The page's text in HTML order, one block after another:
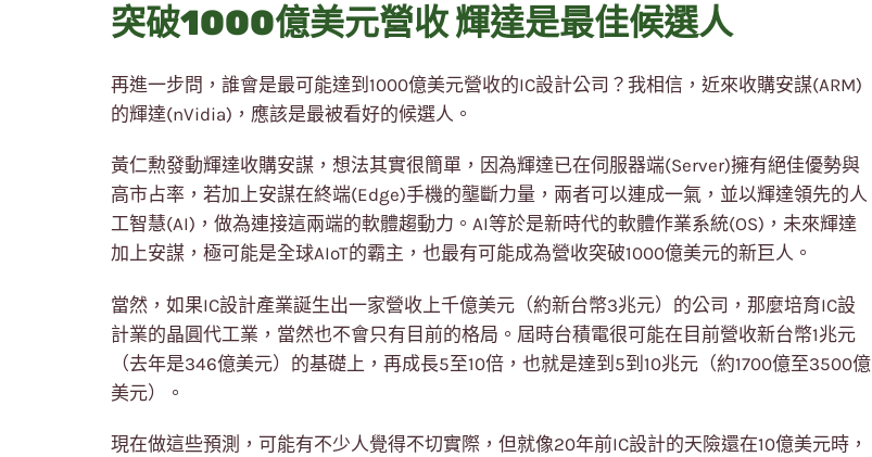
突破1000億美元營收 輝達是最佳候選人
再進一步問，誰會是最可能達到1000億美元營收的IC設計公司？我相信，近來收購安謀(ARM)
的輝達(nVidia)，應該是最被看好的候選人。
黃仁勲發動輝達收購安謀，想法其實很簡單，因為輝達已在伺服器端(Server)擁有絕佳優勢與
高市占率，若加上安謀在終端(Edge)手機的壟斷力量，兩者可以連成一氣，並以輝達領先的人
工智慧(AI)，做為連接這兩端的軟體趨動力。AI等於是新時代的軟體作業系統(OS)，未來輝達
加上安謀，極可能是全球AIoT的霸主，也最有可能成為營收突破1000億美元的新巨人。
當然，如果IC設計產業誕生出一家營收上千億美元（約新台幣3兆元）的公司，那麼培育IC設
計業的晶圓代工業，當然也不會只有目前的格局。屆時台積電很可能在目前營收新台幣1兆元
（去年是346億美元）的基礎上，再成長5至10倍，也就是達到5到10兆元（約1700億至3500億
美元）。
現在做這些預測，可能有不少人覺得不切實際，但就像20年前IC設計的天險還在10億美元時，